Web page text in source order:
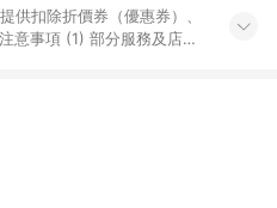
樂天KOBO電子書，請詳閱
小時內結帳，才享有 LINE